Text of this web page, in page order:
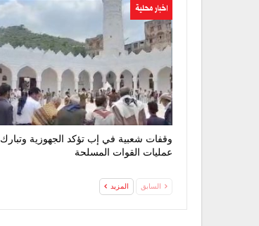
اخبار محلية
وقفات شعبية في إب تؤكد الجهوزية وتبارك
عمليات القوات المسلحة
السابق المزيد